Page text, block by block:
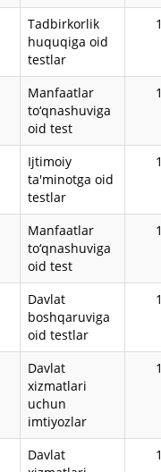
Tadbirkorlik
huquqiga oid
testlar
Manfaatlar
to‘qnashuviga
oid test
Ijtimoiy
ta'minotga oid
testlar
Manfaatlar
to‘qnashuviga
oid test
Davlat
boshqaruviga
oid testlar
Davlat
xizmatlari
uchun
imtiyozlar
Davlat